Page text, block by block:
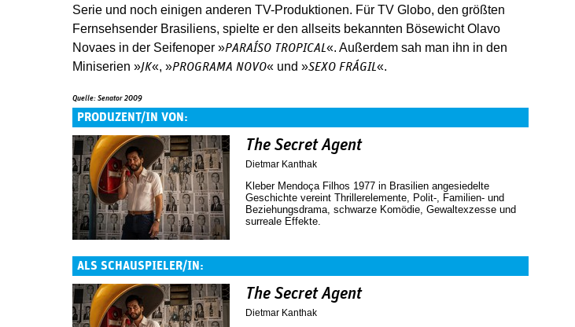
Serie und noch einigen anderen TV-Produktionen. Für TV Globo, den größten
Fernsehsender Brasiliens, spielte er den allseits bekannten Bösewicht Olavo
Novaes in der Seifenoper »PARAÍSO TROPICAL«. Außerdem sah man ihn in den
Miniserien »JK«, »PROGRAMA NOVO« und »SEXO FRÁGIL«.
Quelle: Senator 2009
PRODUZENT/IN VON:
The Secret Agent
Dietmar Kanthak
Kleber Mendoça Filhos 1977 in Brasilien angesiedelte
Geschichte vereint Thriller­elemente, Polit-, Familien- und
Beziehungsdrama, schwarze Komödie, Gewaltexzesse und
surreale Effekte.
ALS SCHAUSPIELER/IN:
The Secret Agent
Dietmar Kanthak